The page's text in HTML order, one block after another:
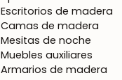
Escritorios de madera
Camas de madera
Mesitas de noche
Muebles auxiliares
Armarios de madera